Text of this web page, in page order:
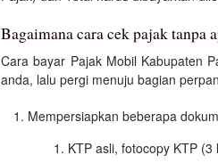
Bagaimana cara cek pajak tanpa
Cara bayar Pajak Mobil Kabupaten
anda, lalu pergi menuju bagian
Mempersiapkan beberapa
KTP asli, fotocopy KTP (3